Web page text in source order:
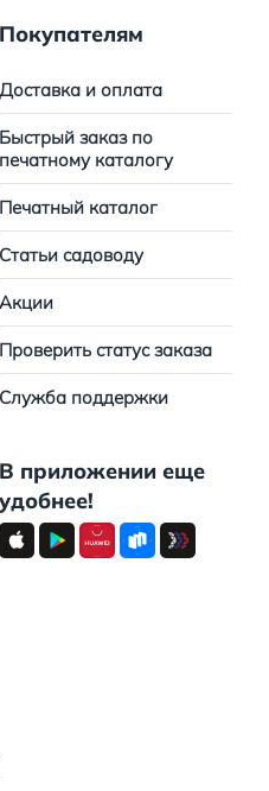
Покупателям
Доставка и оплата
Быстрый заказ по
печатному каталогу
Печатный каталог
Статьи садоводу
Акции
Проверить статус заказа
Служба поддержки
В приложении еще
удобнее!